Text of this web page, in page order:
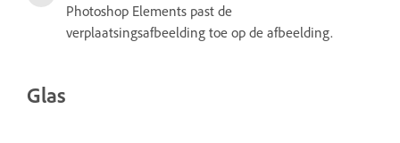
Photoshop Elements past de
verplaatsingsafbeelding toe op de afbeelding.
Glas